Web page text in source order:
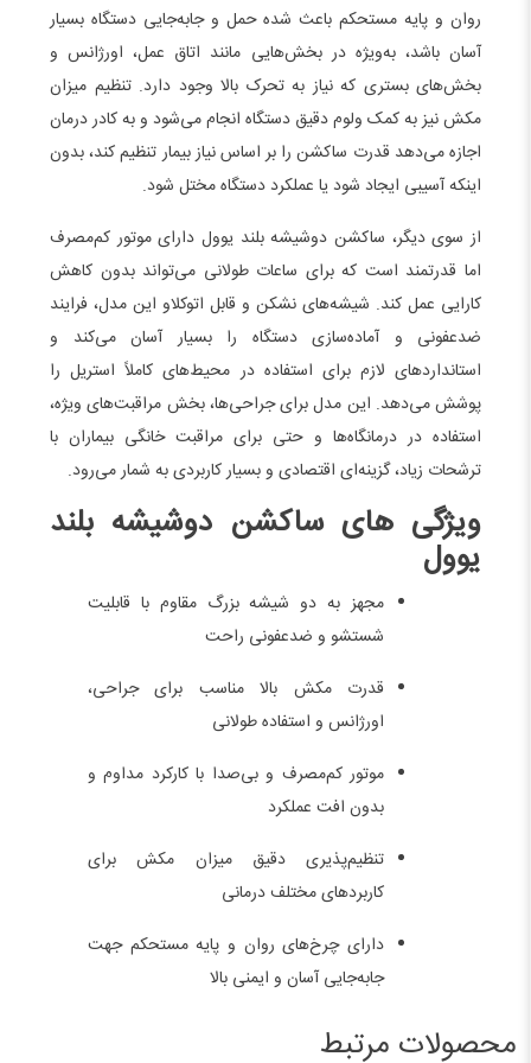
روان و پایه مستحکم باعث شده حمل و جابه‌جایی دستگاه بسیار
آسان باشد، به‌ویژه در بخش‌هایی مانند اتاق عمل، اورژانس و
بخش‌های بستری که نیاز به تحرک بالا وجود دارد. تنظیم میزان
مکش نیز به کمک ولوم دقیق دستگاه انجام می‌شود و به کادر درمان
اجازه می‌دهد قدرت ساکشن را بر اساس نیاز بیمار تنظیم کند، بدون
اینکه آسیبی ایجاد شود یا عملکرد دستگاه مختل شود.
از سوی دیگر، ساکشن دوشیشه بلند یوول دارای موتور کم‌مصرف
اما قدرتمند است که برای ساعات طولانی می‌تواند بدون کاهش
کارایی عمل کند. شیشه‌های نشکن و قابل اتوکلاو این مدل، فرایند
ضدعفونی و آماده‌سازی دستگاه را بسیار آسان می‌کند و
استانداردهای لازم برای استفاده در محیط‌های کاملاً استریل را
پوشش می‌دهد. این مدل برای جراحی‌ها، بخش مراقبت‌های ویژه،
استفاده در درمانگاه‌ها و حتی برای مراقبت خانگی بیماران با
ترشحات زیاد، گزینه‌ای اقتصادی و بسیار کاربردی به شمار می‌رود.
ویژگی های ساکشن دوشیشه بلند
یوول
مجهز به دو شیشه بزرگ مقاوم با قابلیت
شستشو و ضدعفونی راحت
قدرت مکش بالا مناسب برای جراحی،
اورژانس و استفاده طولانی
موتور کم‌مصرف و بی‌صدا با کارکرد مداوم و
بدون افت عملکرد
تنظیم‌پذیری دقیق میزان مکش برای
کاربردهای مختلف درمانی
دارای چرخ‌های روان و پایه مستحکم جهت
جابه‌جایی آسان و ایمنی بالا
محصولات مرتبط